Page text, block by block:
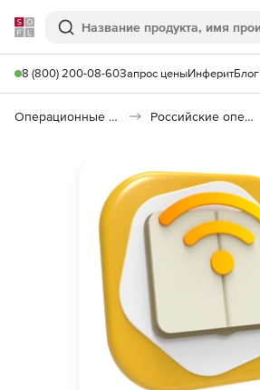
Softline
Поиск
8 (800) 200-08-60Запрос ценыИнферитБлог
Операционные системы Российские операционные системы (Импортозамещение)